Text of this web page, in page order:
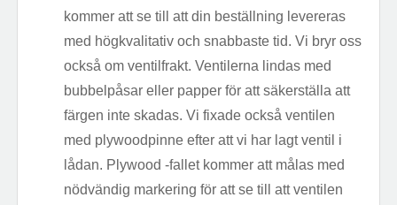
kommer att se till att din beställning levereras
med högkvalitativ och snabbaste tid. Vi bryr oss
också om ventilfrakt. Ventilerna lindas med
bubbelpåsar eller papper för att säkerställa att
färgen inte skadas. Vi fixade också ventilen
med plywoodpinne efter att vi har lagt ventil i
lådan. Plywood -fallet kommer att målas med
nödvändig markering för att se till att ventilen